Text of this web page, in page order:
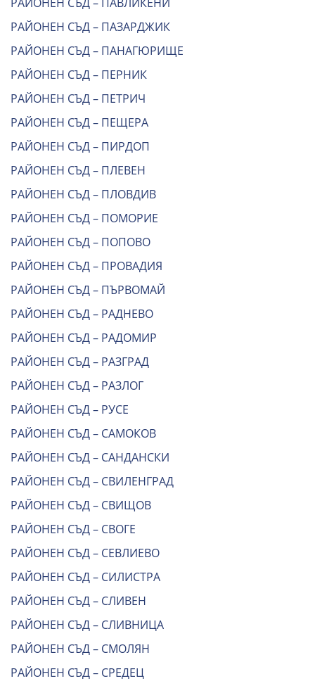
РАЙОНЕН СЪД – ПАЗАРДЖИК
РАЙОНЕН СЪД – ПАНАГЮРИЩЕ
РАЙОНЕН СЪД – ПЕРНИК
РАЙОНЕН СЪД – ПЕТРИЧ
РАЙОНЕН СЪД – ПЕЩЕРА
РАЙОНЕН СЪД – ПИРДОП
РАЙОНЕН СЪД – ПЛЕВЕН
РАЙОНЕН СЪД – ПЛОВДИВ
РАЙОНЕН СЪД – ПОМОРИЕ
РАЙОНЕН СЪД – ПОПОВО
РАЙОНЕН СЪД – ПРОВАДИЯ
РАЙОНЕН СЪД – ПЪРВОМАЙ
РАЙОНЕН СЪД – РАДНЕВО
РАЙОНЕН СЪД – РАДОМИР
РАЙОНЕН СЪД – РАЗГРАД
РАЙОНЕН СЪД – РАЗЛОГ
РАЙОНЕН СЪД – РУСЕ
РАЙОНЕН СЪД – САМОКОВ
РАЙОНЕН СЪД – САНДАНСКИ
РАЙОНЕН СЪД – СВИЛЕНГРАД
РАЙОНЕН СЪД – СВИЩОВ
РАЙОНЕН СЪД – СВОГЕ
РАЙОНЕН СЪД – СЕВЛИЕВО
РАЙОНЕН СЪД – СИЛИСТРА
РАЙОНЕН СЪД – СЛИВЕН
РАЙОНЕН СЪД – СЛИВНИЦА
РАЙОНЕН СЪД – СМОЛЯН
РАЙОНЕН СЪД – СРЕДЕЦ